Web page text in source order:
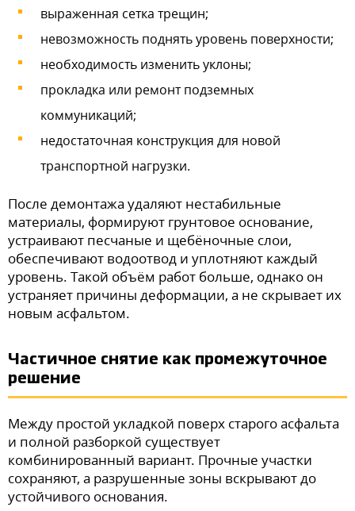
выраженная сетка трещин;
невозможность поднять уровень поверхности;
необходимость изменить уклоны;
прокладка или ремонт подземных
коммуникаций;
недостаточная конструкция для новой
транспортной нагрузки.
После демонтажа удаляют нестабильные
материалы, формируют грунтовое основание,
устраивают песчаные и щебёночные слои,
обеспечивают водоотвод и уплотняют каждый
уровень. Такой объём работ больше, однако он
устраняет причины деформации, а не скрывает их
новым асфальтом.
Частичное снятие как промежуточное
решение
Между простой укладкой поверх старого асфальта
и полной разборкой существует
комбинированный вариант. Прочные участки
сохраняют, а разрушенные зоны вскрывают до
устойчивого основания.